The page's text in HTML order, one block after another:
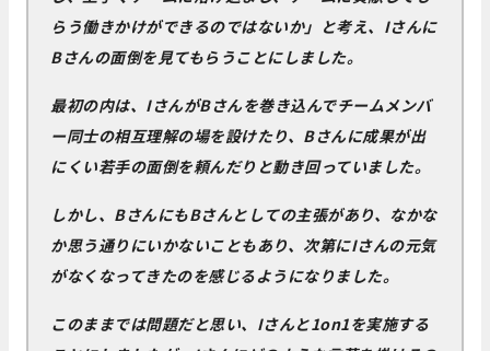
らう働きかけができるのではないか」と考え、Iさんに
Bさんの面倒を見てもらうことにしました。
最初の内は、IさんがBさんを巻き込んでチームメンバ
ー同士の相互理解の場を設けたり、Bさんに成果が出
にくい若手の面倒を頼んだりと動き回っていました。
しかし、BさんにもBさんとしての主張があり、なかな
か思う通りにいかないこともあり、次第にIさんの元気
がなくなってきたのを感じるようになりました。
このままでは問題だと思い、Iさんと1on1を実施する